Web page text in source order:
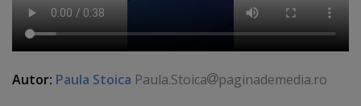
Autor: Paula Stoica Paula.Stoica paginademedia.ro